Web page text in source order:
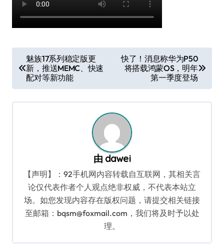
章
导
航
魅族17系列稳定版更
新，推送MEMC、快速
配对等新功能
快了！消息称华为P50
将搭载鸿蒙OS，明年
第一季度登场
由 dawei
【声明】：92手机网内容转载自互联网，其相关言
论仅代表作者个人观点绝非权威，不代表本站立
场。如您发现内容存在版权问题，请提交相关链接
至邮箱：bqsm@foxmail.com，我们将及时予以处
理。